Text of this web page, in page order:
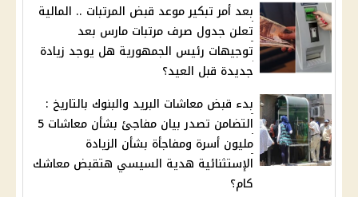
بعد أمر تبكير موعد قبض المرتبات .. المالية
تعلن جدول صرف مرتبات مارس بعد
توجيهات رئيس الجمهورية هل يوجد زيادة
جديدة قبل العيد؟
بدء قبض معاشات البريد والبنوك بالتاريخ :
التضامن تصدر بيان مفاجئ بشأن معاشات 5
مليون أسرة ومفاجأة بشأن الزيادة
الإستثنائية هدية السيسي هتقبض معاشك
كام؟